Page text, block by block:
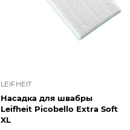
LEIFHEIT
Насадка для швабры
Leifheit Picobello Extra Soft
XL